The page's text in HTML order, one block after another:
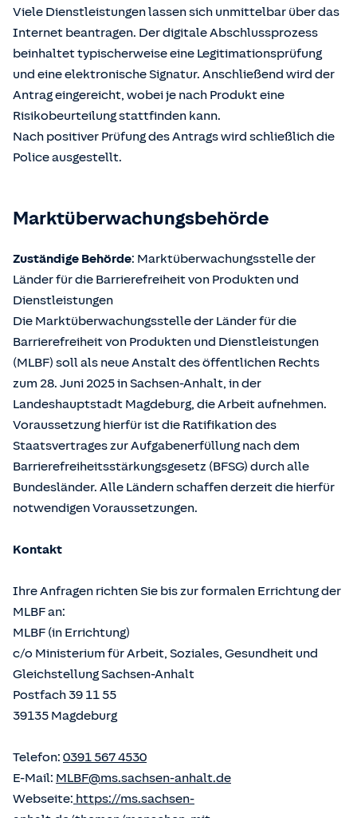
Viele Dienstleistungen lassen sich unmittelbar über das
Internet beantragen. Der digitale Abschlussprozess
beinhaltet typischerweise eine Legitimationsprüfung
und eine elektronische Signatur. Anschließend wird der
Antrag eingereicht, wobei je nach Produkt eine
Risikobeurteilung stattfinden kann.
Nach positiver Prüfung des Antrags wird schließlich die
Police ausgestellt.
Marktüberwachungsbehörde
Zuständige Behörde: Marktüberwachungsstelle der
Länder für die Barrierefreiheit von Produkten und
Dienstleistungen
Die Marktüberwachungsstelle der Länder für die
Barrierefreiheit von Produkten und Dienstleistungen
(MLBF) soll als neue Anstalt des öffentlichen Rechts
zum 28. Juni 2025 in Sachsen-Anhalt, in der
Landeshauptstadt Magdeburg, die Arbeit aufnehmen.
Voraussetzung hierfür ist die Ratifikation des
Staatsvertrages zur Aufgabenerfüllung nach dem
Barrierefreiheitsstärkungsgesetz (BFSG) durch alle
Bundesländer. Alle Ländern schaffen derzeit die hierfür
notwendigen Voraussetzungen.
Kontakt
Ihre Anfragen richten Sie bis zur formalen Errichtung der
MLBF an:
MLBF (in Errichtung)
c/o Ministerium für Arbeit, Soziales, Gesundheit und
Gleichstellung Sachsen-Anhalt
Postfach 39 11 55
39135 Magdeburg
Telefon: 0391 567 4530
E-Mail: MLBF@ms.sachsen-anhalt.de
Webseite: https://ms.sachsen-